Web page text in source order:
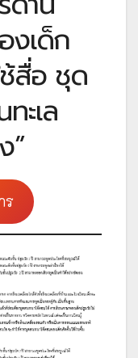
งเด็ก
สื่อ ชุด
ะเล
”
ร